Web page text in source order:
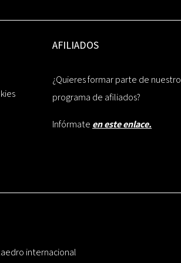
AFILIADOS
¿Quieres formar parte de nuestro
programa de afiliados?
Infórmate en este enlace.
internacional